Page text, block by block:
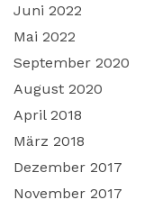
Juni 2022
Mai 2022
September 2020
August 2020
April 2018
März 2018
Dezember 2017
November 2017